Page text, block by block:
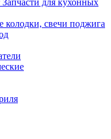
Запчасти для кухонных
колодки, свечи поджига